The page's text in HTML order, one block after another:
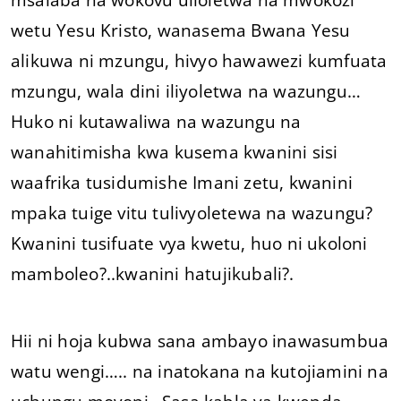
wetu Yesu Kristo, wanasema Bwana Yesu
alikuwa ni mzungu, hivyo hawawezi kumfuata
mzungu, wala dini iliyoletwa na wazungu…
Huko ni kutawaliwa na wazungu na
wanahitimisha kwa kusema kwanini sisi
waafrika tusidumishe Imani zetu, kwanini
mpaka tuige vitu tulivyoletewa na wazungu?
Kwanini tusifuate vya kwetu, huo ni ukoloni
mamboleo?..kwanini hatujikubali?.
Hii ni hoja kubwa sana ambayo inawasumbua
watu wengi….. na inatokana na kutojiamini na